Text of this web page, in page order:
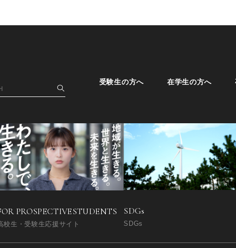
受験生の方へ 在学生の方へ
PROSPECTIVESTUDENTS
校生・受験生応援サイト
SDGs
SDGs